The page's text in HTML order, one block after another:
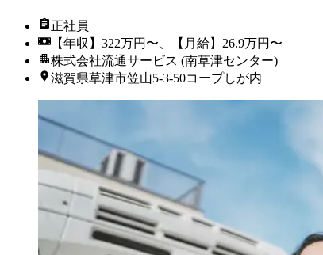
正社員
【年収】322万円〜、【月給】26.9万円〜
株式会社流通サービス (南草津センター)
滋賀県草津市笠山5-3‐50コープしが内